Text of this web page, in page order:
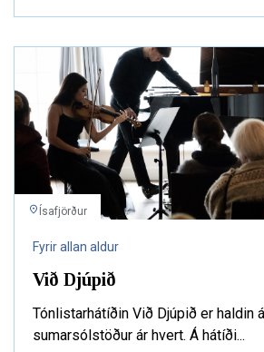
Ísafjörður
Fyrir allan aldur
Við Djúpið
Tónlistarhátíðin Við Djúpið er haldin
sumarsólstöður ár hvert. Á hátíði...